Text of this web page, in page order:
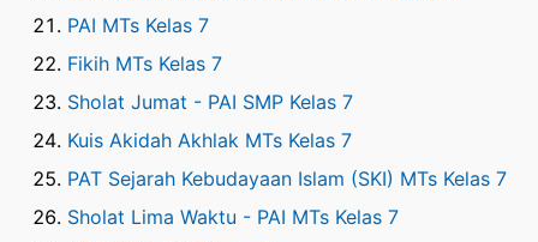
PAI MTs Kelas 7
Fikih MTs Kelas 7
Sholat Jumat - PAI SMP Kelas 7
Kuis Akidah Akhlak MTs Kelas 7
PAT Sejarah Kebudayaan Islam (SKI) MTs Kelas 7
Sholat Lima Waktu - PAI MTs Kelas 7